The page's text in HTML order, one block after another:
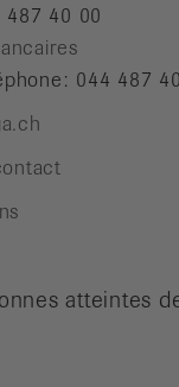
487 40 00
044 487
atteintes